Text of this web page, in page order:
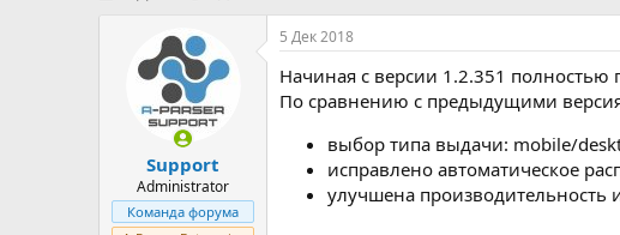
а
н
а
ч
л
а
Support
Administrator
Команда форума
5 Дек 2018
Начиная с версии 1.2.351 полностью
По сравнению с предыдущими
выбор типа выдачи: mobile/
исправлено автоматическое
улучшена производительность